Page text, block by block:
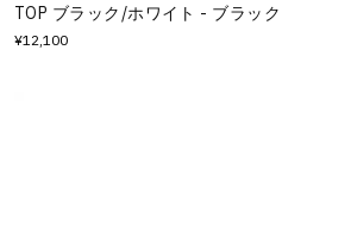
TOP ブラック/ホワイト - ブラック
¥12,100